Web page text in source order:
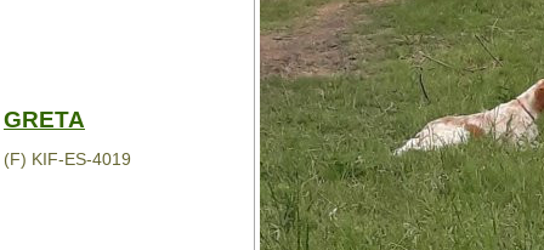
GRETA
(F) KIF-ES-4019